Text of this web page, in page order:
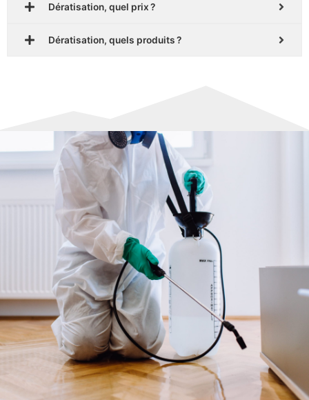
Dératisation, quel prix ?
Dératisation, quels produits ?